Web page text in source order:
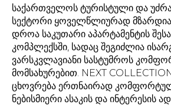
საქართველოს ტურისტული და
სექტორი ყოველწლიურად
დროა საკუთარი აპარტამენტის
კომპლექსში, სადაც შეგიძლია
ვარსკვლავიანი სასტუმროს
მომსახურებით. NEXT
ცხოვრება ერთნაირად
ნებისმიერი ასაკის და ინტერესის